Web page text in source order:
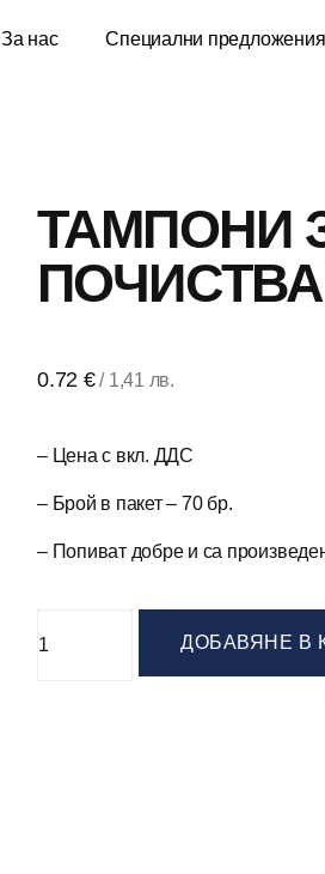
За нас
Специални предложения
ТАМПОНИ
0.72 €/ 1,41 лв.
– Цена с вкл. ДДС
– Брой в пакет – 70 бр.
– Попиват добре и са
ДОБАВЯНЕ В